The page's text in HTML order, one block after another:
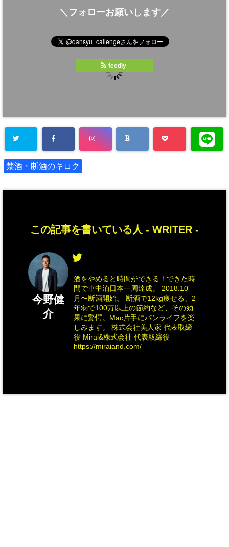
＼フォローお願いします／
feedly
禁酒・断酒のキロク
この記事を書いている人 - WRITER -
今野健
介
酒をやめると時間ができる！できた時
間で車中泊日本一周達成。 2018.10
月〜断酒開始。 断酒で12kg痩せる、2
年弱で100万以上の節約など、その効
果に驚愕。Mac片手にバンライフを楽
しみます。 株式会社美人家 代表取締
役 Mirai&株式会社 代表取締役
https://miraiand.com/